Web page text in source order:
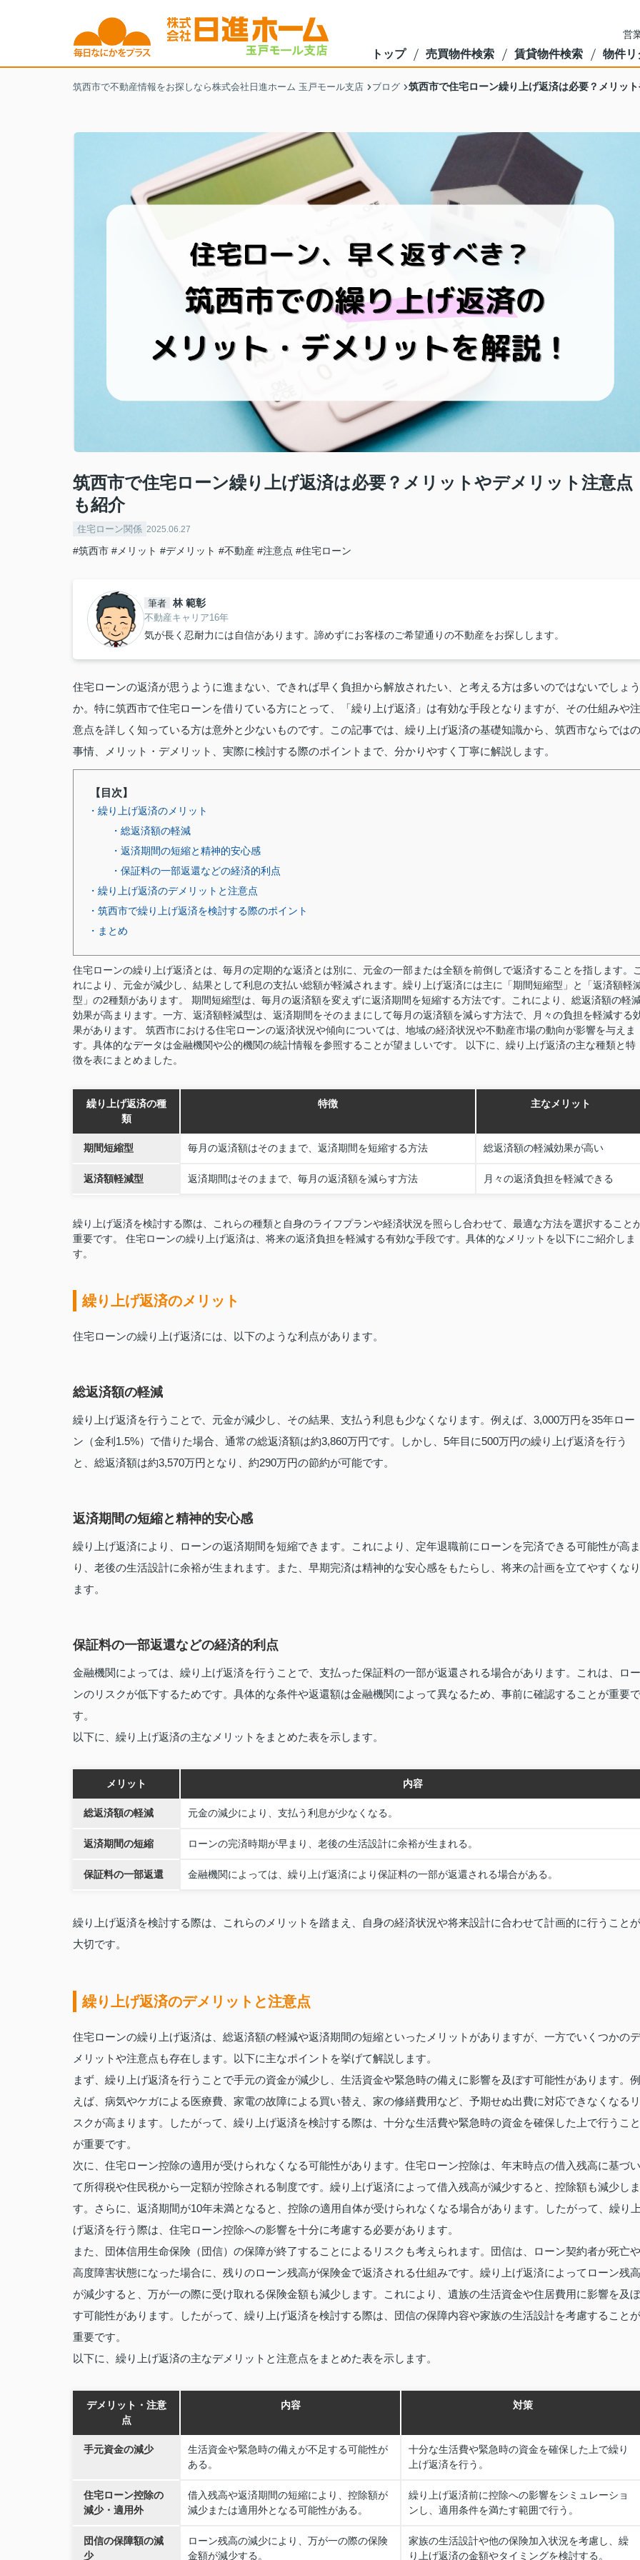
営
トップ 売買物件検索 賃貸物件検索 物件リ
筑西市で不動産情報をお探しなら株式会社日進ホーム 玉戸モール支店 ブログ 筑西市で住宅ローン繰り上げ返済は必要？メリッ
筑西市で住宅ローン繰り上げ返済は必要？メリットやデメリット注意点
も紹介
住宅ローン関係 2025.06.27
#筑西市 #メリット #デメリット #不動産 #注意点 #住宅ローン
筆者 林 範彰
不動産キャリア16年
気が長く忍耐力には自信があります。諦めずにお客様のご希望通りの不動産をお探しします。
住宅ローンの返済が思うように進まない、できれば早く負担から解放されたい、と考える方は多いのではないでしょう
か。特に筑西市で住宅ローンを借りている方にとって、「繰り上げ返済」は有効な手段となりますが、その仕組みや注
意点を詳しく知っている方は意外と少ないものです。この記事では、繰り上げ返済の基礎知識から、筑西市ならではの
事情、メリット・デメリット、実際に検討する際のポイントまで、分かりやすく丁寧に解説します。
【目次】
・繰り上げ返済のメリット
・総返済額の軽減
・返済期間の短縮と精神的安心感
・保証料の一部返還などの経済的利点
・繰り上げ返済のデメリットと注意点
・筑西市で繰り上げ返済を検討する際のポイント
・まとめ
住宅ローンの繰り上げ返済とは、毎月の定期的な返済とは別に、元金の一部または全額を前倒しで返済することを指します。
れにより、元金が減少し、結果として利息の支払い総額が軽減されます。繰り上げ返済には主に「期間短縮型」と「返済額軽
型」の2種類があります。 期間短縮型は、毎月の返済額を変えずに返済期間を短縮する方法です。これにより、総返済額の軽
効果が高まります。一方、返済額軽減型は、返済期間をそのままにして毎月の返済額を減らす方法で、月々の負担を軽減する
果があります。 筑西市における住宅ローンの返済状況や傾向については、地域の経済状況や不動産市場の動向が影響を与えま
す。具体的なデータは金融機関や公的機関の統計情報を参照することが望ましいです。 以下に、繰り上げ返済の主な種類と特
徴を表にまとめました。
繰り上げ返済の種
類
特徴 主なメリット
期間短縮型 毎月の返済額はそのままで、返済期間を短縮する方法 総返済額の軽減効果が高い
返済額軽減型 返済期間はそのままで、毎月の返済額を減らす方法 月々の返済負担を軽減できる
繰り上げ返済を検討する際は、これらの種類と自身のライフプランや経済状況を照らし合わせて、最適な方法を選択すること
重要です。 住宅ローンの繰り上げ返済は、将来の返済負担を軽減する有効な手段です。具体的なメリットを以下にご紹介しま
す。
繰り上げ返済のメリット
住宅ローンの繰り上げ返済には、以下のような利点があります。
総返済額の軽減
繰り上げ返済を行うことで、元金が減少し、その結果、支払う利息も少なくなります。例えば、3,000万円を35年ロー
ン（金利1.5%）で借りた場合、通常の総返済額は約3,860万円です。しかし、5年目に500万円の繰り上げ返済を行う
と、総返済額は約3,570万円となり、約290万円の節約が可能です。
返済期間の短縮と精神的安心感
繰り上げ返済により、ローンの返済期間を短縮できます。これにより、定年退職前にローンを完済できる可能性が高ま
り、老後の生活設計に余裕が生まれます。また、早期完済は精神的な安心感をもたらし、将来の計画を立てやすくなり
ます。
保証料の一部返還などの経済的利点
金融機関によっては、繰り上げ返済を行うことで、支払った保証料の一部が返還される場合があります。これは、ロー
ンのリスクが低下するためです。具体的な条件や返還額は金融機関によって異なるため、事前に確認することが重要で
す。
以下に、繰り上げ返済の主なメリットをまとめた表を示します。
メリット 内容
総返済額の軽減 元金の減少により、支払う利息が少なくなる。
返済期間の短縮 ローンの完済時期が早まり、老後の生活設計に余裕が生まれる。
保証料の一部返還 金融機関によっては、繰り上げ返済により保証料の一部が返還される場合がある。
繰り上げ返済を検討する際は、これらのメリットを踏まえ、自身の経済状況や将来設計に合わせて計画的に行うことが
大切です。
繰り上げ返済のデメリットと注意点
住宅ローンの繰り上げ返済は、総返済額の軽減や返済期間の短縮といったメリットがありますが、一方でいくつかのデ
メリットや注意点も存在します。以下に主なポイントを挙げて解説します。
まず、繰り上げ返済を行うことで手元の資金が減少し、生活資金や緊急時の備えに影響を及ぼす可能性があります。例
えば、病気やケガによる医療費、家電の故障による買い替え、家の修繕費用など、予期せぬ出費に対応できなくなるリ
スクが高まります。したがって、繰り上げ返済を検討する際は、十分な生活費や緊急時の資金を確保した上で行うこと
が重要です。
次に、住宅ローン控除の適用が受けられなくなる可能性があります。住宅ローン控除は、年末時点の借入残高に基づい
て所得税や住民税から一定額が控除される制度です。繰り上げ返済によって借入残高が減少すると、控除額も減少しま
す。さらに、返済期間が10年未満となると、控除の適用自体が受けられなくなる場合があります。したがって、繰り
げ返済を行う際は、住宅ローン控除への影響を十分に考慮する必要があります。
また、団体信用生命保険（団信）の保障が終了することによるリスクも考えられます。団信は、ローン契約者が死亡や
高度障害状態になった場合に、残りのローン残高が保険金で返済される仕組みです。繰り上げ返済によってローン残高
が減少すると、万が一の際に受け取れる保険金額も減少します。これにより、遺族の生活資金や住居費用に影響を及ぼ
す可能性があります。したがって、繰り上げ返済を検討する際は、団信の保障内容や家族の生活設計を考慮することが
重要です。
以下に、繰り上げ返済の主なデメリットと注意点をまとめた表を示します。
デメリット・注意
点
内容 対策
手元資金の減少
生活資金や緊急時の備えが不足する可能性が
ある。
十分な生活費や緊急時の資金を確保した上で繰り
上げ返済を行う。
住宅ローン控除の
減少・適用外
借入残高や返済期間の短縮により、控除額が
減少または適用外となる可能性がある。
繰り上げ返済前に控除への影響をシミュレーショ
ンし、適用条件を満たす範囲で行う。
団信の保障額の減
少
ローン残高の減少により、万が一の際の保険
金額が減少する。
家族の生活設計や他の保険加入状況を考慮し、繰
り上げ返済の金額やタイミングを検討する。